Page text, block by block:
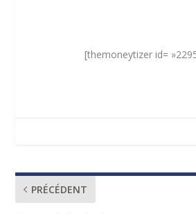
[themoneytizer id=
PRÉCÉDENT